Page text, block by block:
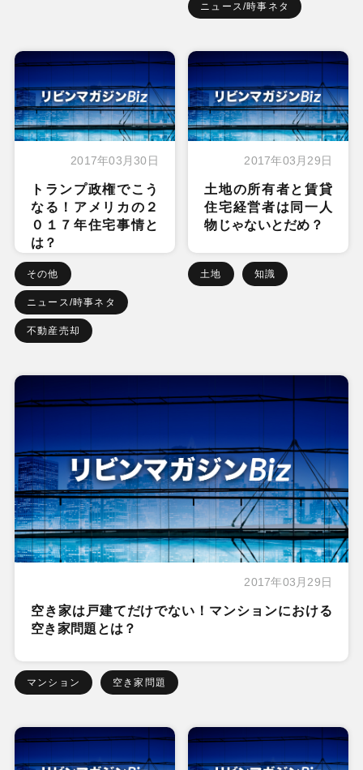
ニュース/時事ネタ
2017年03月30日
トランプ政権でこう
なる！アメリカの２
０１７年住宅事情と
は？
その他
ニュース/時事ネタ
不動産売却
2017年03月29日
土地の所有者と賃貸
住宅経営者は同一人
物じゃないとだめ？
土地 知識
2017年03月29日
空き家は戸建てだけでない！マンションにおける
空き家問題とは？
マンション 空き家問題